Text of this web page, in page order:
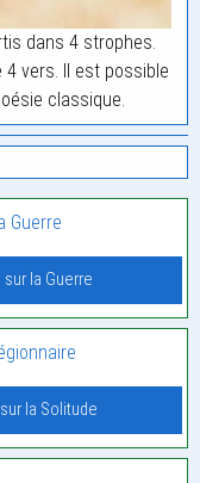
dans 4 strophes.
vers. Il est possible
classique.
Guerre
la Guerre
la Solitude